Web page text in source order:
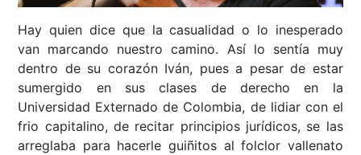
Hay quien dice que la casualidad o lo inesperado
van marcando nuestro camino. Así lo sentía muy
dentro de su corazón Iván, pues a pesar de estar
sumergido en sus clases de derecho en la
Universidad Externado de Colombia, de lidiar con el
frio capitalino, de recitar principios jurídicos, se las
arreglaba para hacerle guiñitos al folclor vallenato